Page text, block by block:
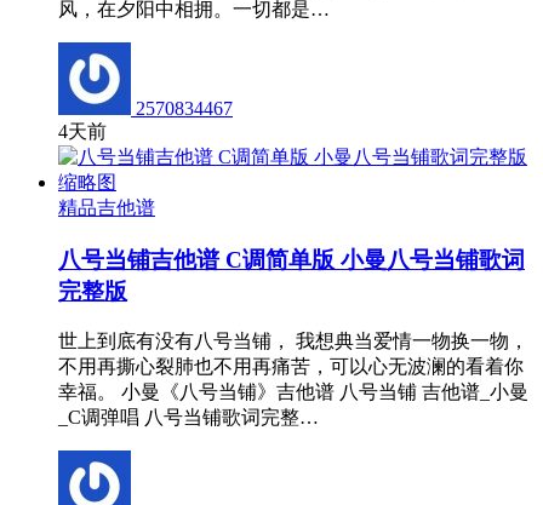
风，在夕阳中相拥。一切都是…
2570834467
4天前
精品吉他谱
八号当铺吉他谱 C调简单版 小曼八号当铺歌词
完整版
世上到底有没有八号当铺， 我想典当爱情一物换一物，
不用再撕心裂肺也不用再痛苦，可以心无波澜的看着你
幸福。 小曼《八号当铺》吉他谱 八号当铺 吉他谱_小曼
_C调弹唱 八号当铺歌词完整…